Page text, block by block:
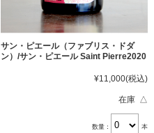
サン・ピエール（ファブリス・ドダ
ン）/サン・ピエール Saint Pierre2020
¥11,000(税込)
在庫 △
数量： 本